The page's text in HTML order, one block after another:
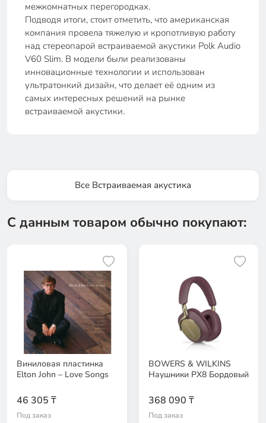
межкомнатных перегородках.
Подводя итоги, стоит отметить, что американская
компания провела тяжелую и кропотливую работу
над стереопарой встраиваемой акустики Polk Audio
V60 Slim. В модели были реализованы
инновационные технологии и использован
ультратонкий дизайн, что делает её одним из
самых интересных решений на рынке
встраиваемой акустики.
Все Встраиваемая акустика
С данным товаром обычно покупают:
Виниловая пластинка
Elton John – Love Songs
46 305 ₸
Под заказ
BOWERS & WILKINS
Наушники PX8 Бордовый
368 090 ₸
Под заказ